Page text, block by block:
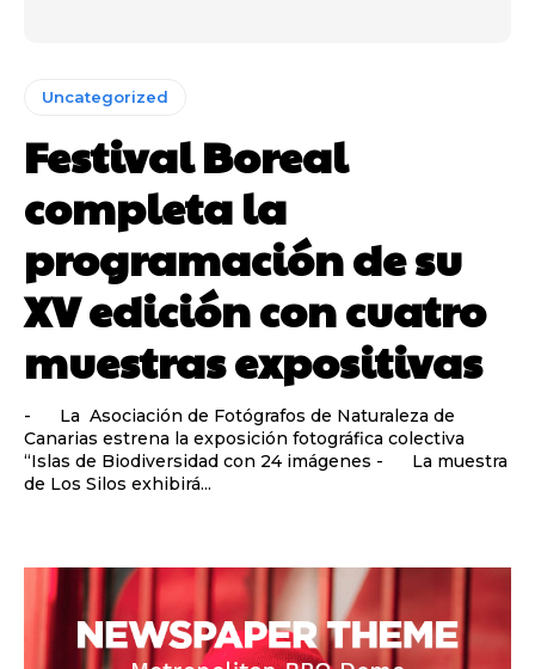
Uncategorized
Festival Boreal
completa la
programación de su
XV edición con cuatro
muestras expositivas
- La Asociación de Fotógrafos de Naturaleza de
Canarias estrena la exposición fotográfica colectiva
“Islas de Biodiversidad con 24 imágenes - La muestra
de Los Silos exhibirá...